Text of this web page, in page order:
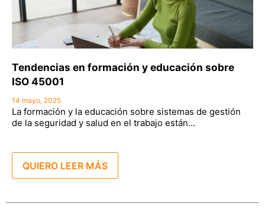
Tendencias en formación y educación sobre
ISO 45001
14 mayo, 2025
La formación y la educación sobre sistemas de gestión
de la seguridad y salud en el trabajo están…
QUIERO LEER MÁS